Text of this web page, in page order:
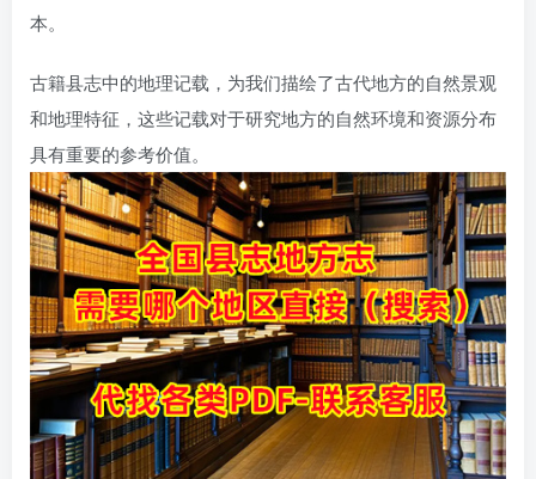
本。
古籍县志中的地理记载，为我们描绘了古代地方的自然景观
和地理特征，这些记载对于研究地方的自然环境和资源分布
具有重要的参考价值。